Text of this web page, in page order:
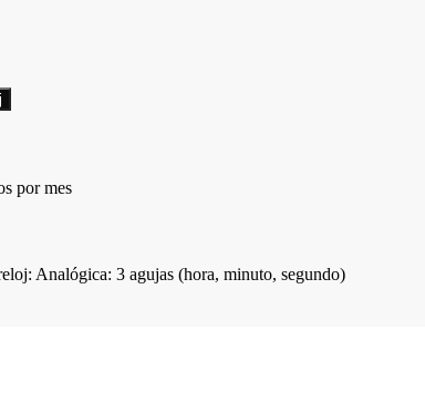
por mes
Analógica: 3 agujas (hora, minuto, segundo)